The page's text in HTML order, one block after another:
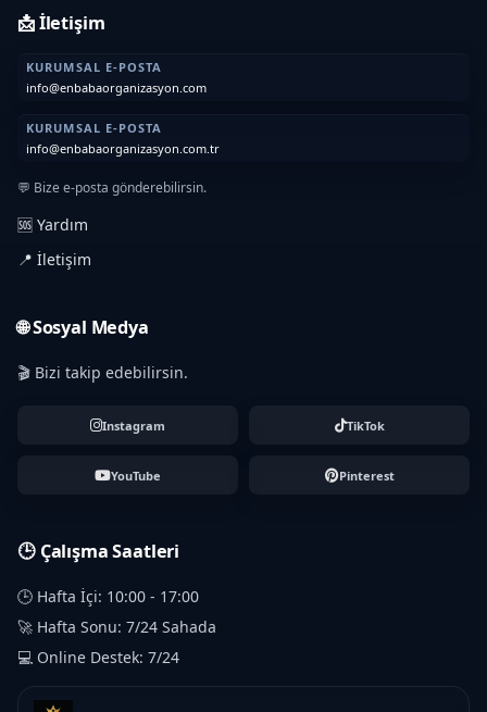
📩 İletişim
KURUMSAL E-POSTA
info@enbabaorganizasyon.com
KURUMSAL E-POSTA
info@enbabaorganizasyon.com.tr
💬 Bize e-posta gönderebilirsin.
🆘 Yardım
📍 İletişim
🌐 Sosyal Medya
🎬 Bizi takip edebilirsin.
Instagram TikTok
YouTube Pinterest
🕒 Çalışma Saatleri
🕒 Hafta İçi: 10:00 - 17:00
🚀 Hafta Sonu: 7/24 Sahada
💻 Online Destek: 7/24